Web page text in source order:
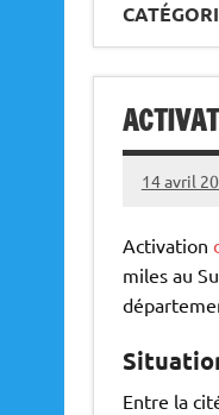
14 avril
Activation
miles au
Entre la